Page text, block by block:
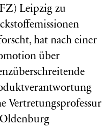
) Leipzig zu
hat nach einer
über
Vertretungsprofessur